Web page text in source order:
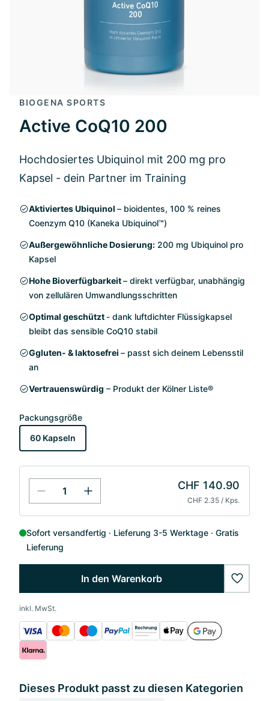
BIOGENA SPORTS
Active CoQ10 200
Hochdosiertes Ubiquinol mit 200 mg pro
Kapsel - dein Partner im Training
Aktiviertes Ubiquinol – bioidentes, 100 % reines
Coenzym Q10 (Kaneka Ubiquinol™)
Außergewöhnliche Dosierung: 200 mg Ubiquinol pro
Kapsel
Hohe Bioverfügbarkeit– direkt verfügbar, unabhängig
von zellulären Umwandlungsschritten
Optimal geschützt - dank luftdichter Flüssigkapsel
bleibt das sensible CoQ10 stabil
Ggluten- & laktosefrei – passt sich deinem Lebensstil
an
Vertrauenswürdig – Produkt der Kölner Liste®
Packungsgröße
60 Kapseln
CHF 140.90
CHF 2.35 / Kps.
Sofort versandfertig Lieferung 3-5 Werktage
Gratis
Lieferung
In den Warenkorb
inkl. MwSt.
Dieses Produkt passt zu diesen Kategorien